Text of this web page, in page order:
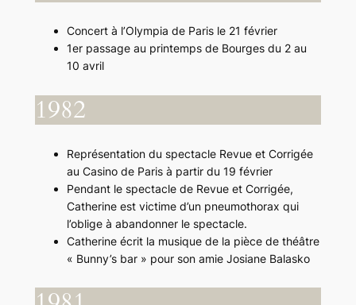
Concert à l’Olympia de Paris le 21 février
1er passage au printemps de Bourges du 2 au
10 avril
1982
Représentation du spectacle Revue et Corrigée
au Casino de Paris à partir du 19 février
Pendant le spectacle de Revue et Corrigée,
Catherine est victime d’un pneumothorax qui
l’oblige à abandonner le spectacle.
Catherine écrit la musique de la pièce de théâtre
« Bunny’s bar » pour son amie Josiane Balasko